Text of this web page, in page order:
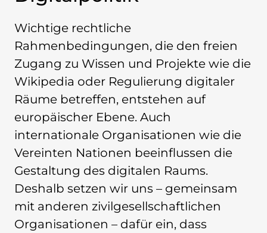
Digitale Bildung
Open Data in Politik und Verwaltung
Offene digitale Infrastrukturen
Europäische und internationale Digitalpolitik
Offenes Kulturerbe
Featured
Wikipedia
Wikidata
Wikimedia Commons
Initiativen für Freies Wissen
Bündnis Freie Bildung
Bündnis F5
Wichtige rechtliche
Rahmenbedingungen, die den freien
Zugang zu Wissen und Projekte wie die
Wikipedia oder Regulierung digitaler
Räume betreffen, entstehen auf
europäischer Ebene. Auch
internationale Organisationen wie die
Vereinten Nationen beeinflussen die
Gestaltung des digitalen Raums.
Deshalb setzen wir uns – gemeinsam
mit anderen zivilgesellschaftlichen
Organisationen – dafür ein, dass